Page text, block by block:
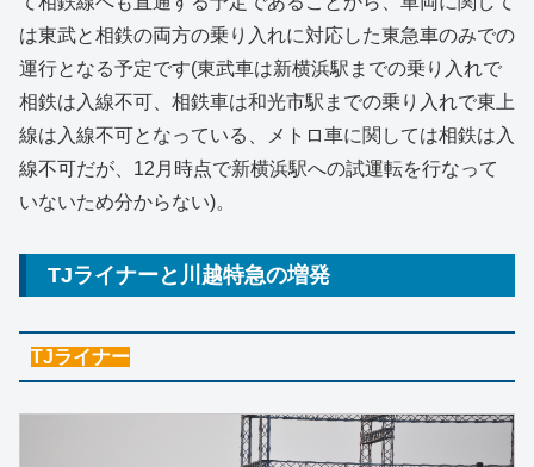
は東武と相鉄の両方の乗り入れに対応した東急車のみでの
運行となる予定です(東武車は新横浜駅までの乗り入れで
相鉄は入線不可、相鉄車は和光市駅までの乗り入れで東上
線は入線不可となっている、メトロ車に関しては相鉄は入
線不可だが、12月時点で新横浜駅への試運転を行なって
いないため分からない)。
TJライナーと川越特急の増発
TJライナー